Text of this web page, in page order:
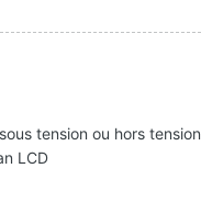
tension ou hors tension
LCD